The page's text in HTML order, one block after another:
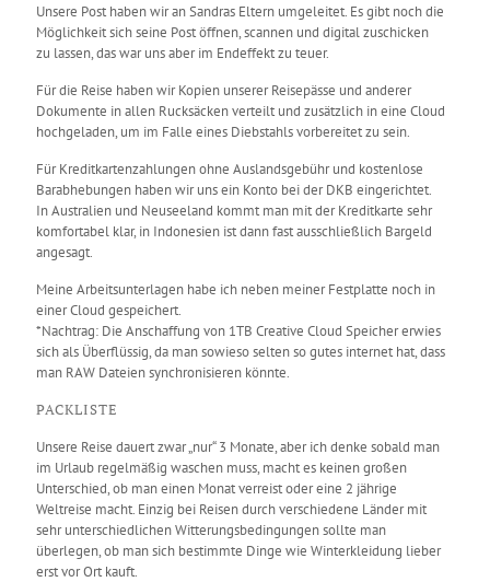
Unsere Post haben wir an Sandras Eltern umgeleitet. Es gibt noch die
Möglichkeit sich seine Post öffnen, scannen und digital zuschicken
zu lassen, das war uns aber im Endeffekt zu teuer.
Für die Reise haben wir Kopien unserer Reisepässe und anderer
Dokumente in allen Rucksäcken verteilt und zusätzlich in eine Cloud
hochgeladen, um im Falle eines Diebstahls vorbereitet zu sein.
Für Kreditkartenzahlungen ohne Auslandsgebühr und kostenlose
Barabhebungen haben wir uns ein Konto bei der DKB eingerichtet.
In Australien und Neuseeland kommt man mit der Kreditkarte sehr
komfortabel klar, in Indonesien ist dann fast ausschließlich Bargeld
angesagt.
Meine Arbeitsunterlagen habe ich neben meiner Festplatte noch in
einer Cloud gespeichert.
*Nachtrag: Die Anschaffung von 1TB Creative Cloud Speicher erwies
sich als Überflüssig, da man sowieso selten so gutes internet hat, dass
man RAW Dateien synchronisieren könnte.
PACKLISTE
Unsere Reise dauert zwar „nur“ 3 Monate, aber ich denke sobald man
im Urlaub regelmäßig waschen muss, macht es keinen großen
Unterschied, ob man einen Monat verreist oder eine 2 jährige
Weltreise macht. Einzig bei Reisen durch verschiedene Länder mit
sehr unterschiedlichen Witterungsbedingungen sollte man
überlegen, ob man sich bestimmte Dinge wie Winterkleidung lieber
erst vor Ort kauft.